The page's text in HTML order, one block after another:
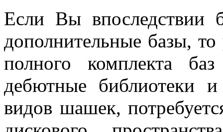
Если Вы впоследствии
дополнительные базы,
полного комплекта
дебютные библиотеки
видов шашек,